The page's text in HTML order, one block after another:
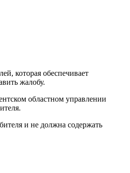
которая обеспечивает
жалобу.
областном управлении
и не должна содержать